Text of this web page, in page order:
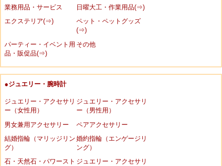
業務用品・サービス
日曜大工・作業用品(⇒)
エクステリア(⇒)
ペット・ペットグッズ
(⇒)
パーティー・イベント用
品・販促品(⇒)
その他
●ジュエリー・腕時計
ジュエリー・アクセサリ
ー（女性用）
ジュエリー・アクセサリ
ー（男性用）
男女兼用アクセサリー
ペアアクセサリー
結婚指輪（マリッジリン
グ）
婚約指輪（エンゲージリ
ング）
石・天然石・パワースト ジュエリー・アクセサリ